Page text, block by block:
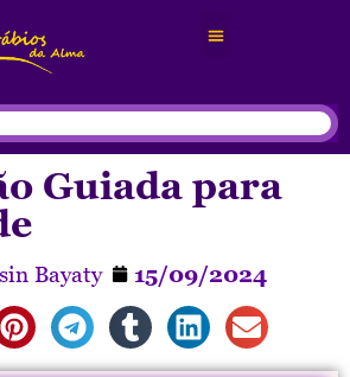
Guiada para
Bayaty 15/09/2024